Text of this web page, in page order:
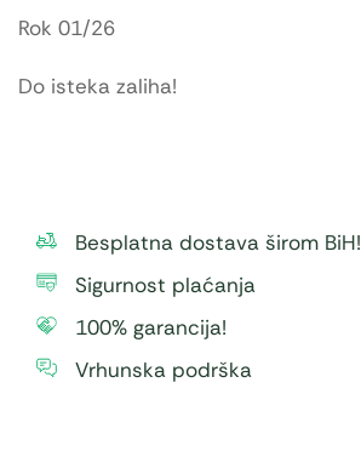
Rok 01/26
Do isteka zaliha!
Besplatna dostava širom BiH!
Sigurnost plaćanja
100% garancija!
Vrhunska podrška